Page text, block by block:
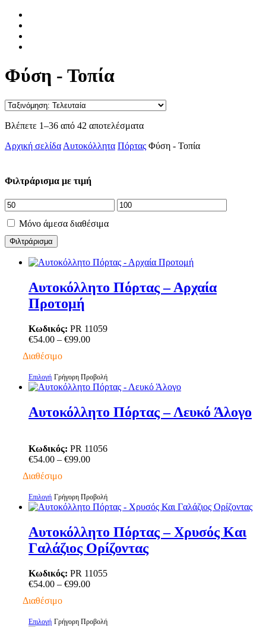
Φύση - Τοπία
Βλέπετε 1–36 από 42 αποτελέσματαSorted
latest
Αρχική σελίδα Αυτοκόλλητα Πόρτας Φύση - Τοπία
Φιλτράρισμα με τιμή
Μόνο άμεσα διαθέσιμα
Φιλτράρισμα
Αυτοκόλλητο Πόρτας – Αρχαία
Προτομή
Κωδικός: PR 11059
€54.00 – €99.00Price
€99.00
Διαθέσιμο
Επιλογή Αυτό
το
πολλαπλές
επιλογές
μπορούν
επιλεγούν
στη
σελίδα
του
προϊόντος
Γρήγορη Προβολή
Αυτοκόλλητο Πόρτας – Λευκό Άλογο
Κωδικός: PR 11056
€54.00 – €99.00Price
€99.00
Διαθέσιμο
Επιλογή Αυτό
το
πολλαπλές
παραλλαγές.
επιλογές
μπορούν
επιλεγούν
σελίδα
Γρήγορη Προβολή
Αυτοκόλλητο Πόρτας – Χρυσός Και
Γαλάζιος Ορίζοντας
Κωδικός: PR 11055
€54.00 – €99.00Price
Διαθέσιμο
Επιλογή Αυτό
Γρήγορη Προβολή